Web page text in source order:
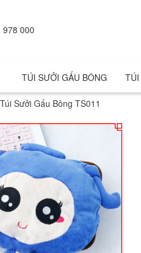
978 000
TÚI SƯỞI GẤU BÔNG
Túi Sưởi Gấu Bông TS011